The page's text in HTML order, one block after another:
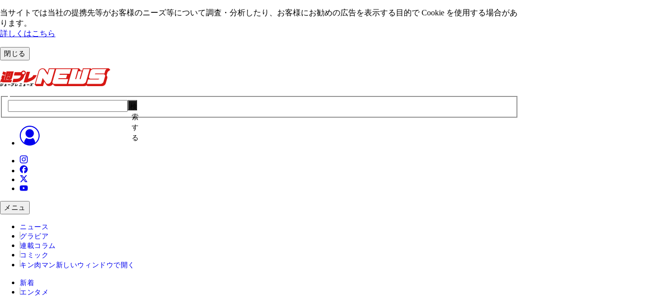
当サイトでは当社の提携先等がお客様のニーズ等について調査・分析したり、お客様にお勧めの広告を表⽰する⽬的で Cookie を使⽤する場合があ
ります。
詳しくはこちら
閉じる
索
す
る
メニュ
ニュース
グラビア
連載コラム
コミック
キン肉マン 新しいウィンドウで開く
新着
エンタメ